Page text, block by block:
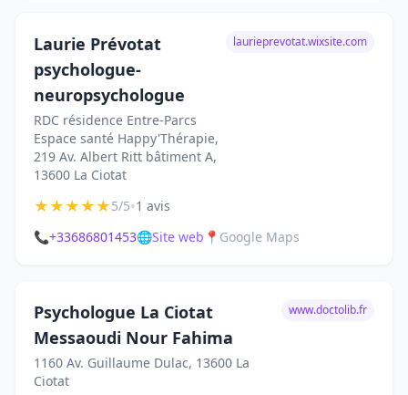
Laurie Prévotat
psychologue-
neuropsychologue
RDC résidence Entre-Parcs
Espace santé Happy'Thérapie,
219 Av. Albert Ritt bâtiment A,
13600 La Ciotat
laurieprevotat.wixsite.com
★★★★★5/5•1 avis
📞+33686801453🌐Site web 📍 Google Maps
Psychologue La Ciotat
Messaoudi Nour Fahima
1160 Av. Guillaume Dulac, 13600 La
Ciotat
www.doctolib.fr